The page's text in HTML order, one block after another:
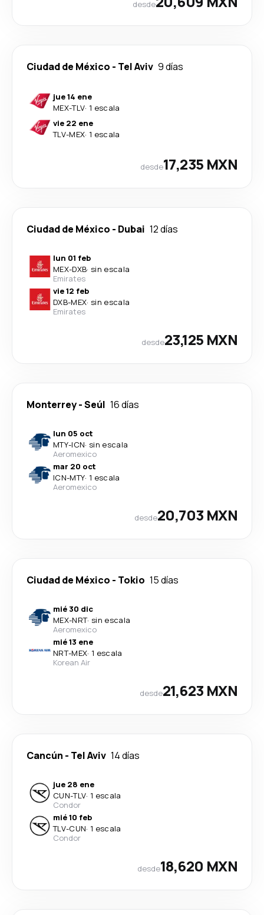
desde
Ciudad de México - Tel Aviv 9 días
jue 14 ene
MEX-TLV· 1 escala
vie 22 ene
TLV-MEX· 1 escala
desde17,235 MXN
Ciudad de México - Dubai 12 días
lun 01 feb
MEX-DXB· sin escala
Emirates
vie 12 feb
DXB-MEX· sin escala
Emirates
desde23,125 MXN
Monterrey-Seúl 16 días
lun 05 oct
MTY-ICN· sin escala
Aeromexico
mar 20 oct
ICN-MTY· 1 escala
Aeromexico
desde20,703 MXN
Ciudad de México - Tokio 15 días
mié 30 dic
MEX-NRT· sin escala
Aeromexico
mié 13 ene
NRT-MEX· 1 escala
Korean Air
desde21,623 MXN
Cancún - Tel Aviv 14 días
jue 28 ene
CUN-TLV· 1 escala
Condor
mié 10 feb
TLV-CUN· 1 escala
Condor
desde18,620 MXN